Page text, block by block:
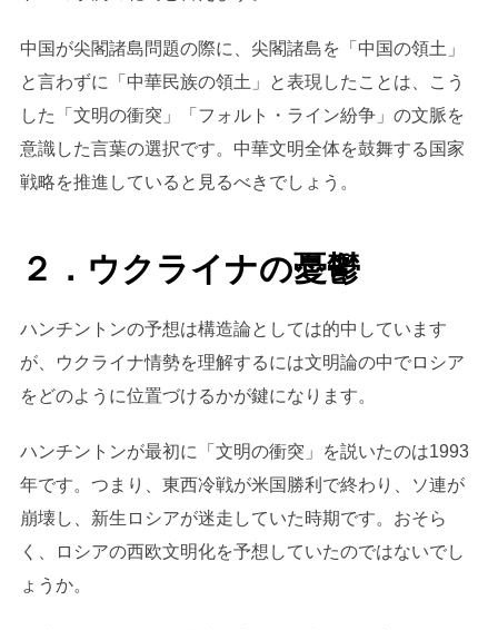
中国が尖閣諸島問題の際に、尖閣諸島を「中国の領土」
と言わずに「中華民族の領土」と表現したことは、こう
した「文明の衝突」「フォルト・ライン紛争」の文脈を
意識した言葉の選択です。中華文明全体を鼓舞する国家
戦略を推進していると見るべきでしょう。
２．ウクライナの憂鬱
ハンチントンの予想は構造論としては的中しています
が、ウクライナ情勢を理解するには文明論の中でロシア
をどのように位置づけるかが鍵になります。
ハンチントンが最初に「文明の衝突」を説いたのは1993
年です。つまり、東西冷戦が米国勝利で終わり、ソ連が
崩壊し、新生ロシアが迷走していた時期です。おそら
く、ロシアの西欧文明化を予想していたのではないでし
ょうか。